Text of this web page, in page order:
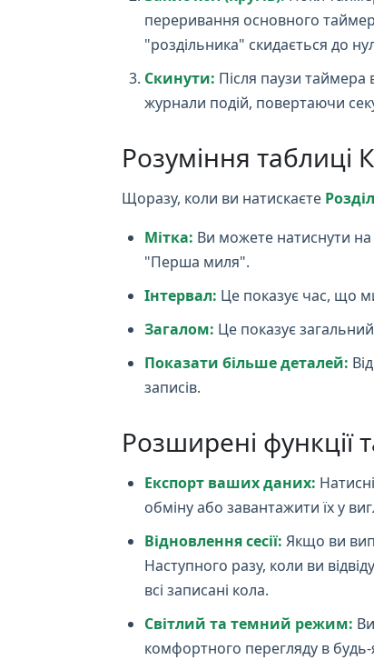
переривання основного
"роздільника" скидається до
Скинути: Після паузи
журнали подій, повертаючи
Розуміння таблиці
Щоразу, коли ви натискаєте
Мітка: Ви можете натиснути на
"Перша миля".
Інтервал: Це показує час, що
Загалом: Це показує
Показати більше деталей:
записів.
Розширені функції
Експорт ваших даних:
обміну або завантажити їх у
Відновлення сесії: Якщо ви
Наступного разу, коли ви
всі записані кола.
Світлий та темний режим:
комфортного перегляду в